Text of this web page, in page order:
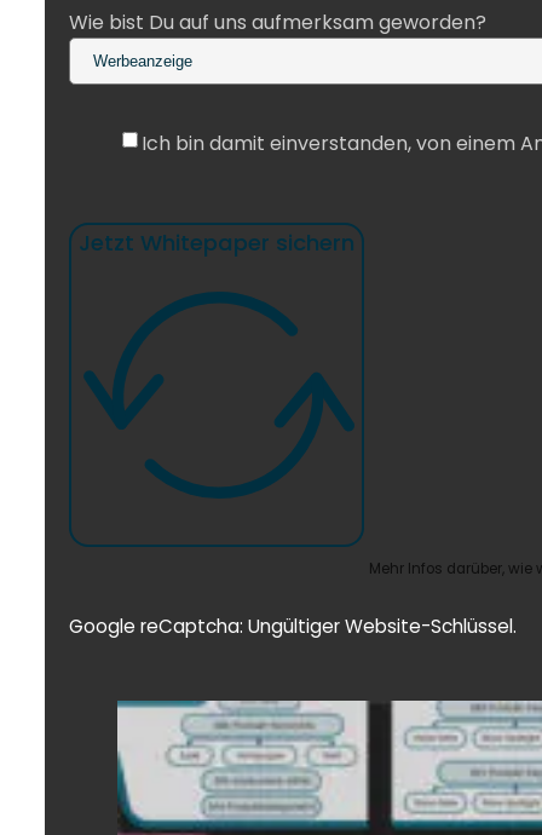
Wie bist Du auf uns aufmerksam geworden?
Ich bin damit einverstanden, von einem
Jetzt Whitepaper sichern
Mehr Infos darüber,
Google reCaptcha: Ungültiger Website-Schlüssel.